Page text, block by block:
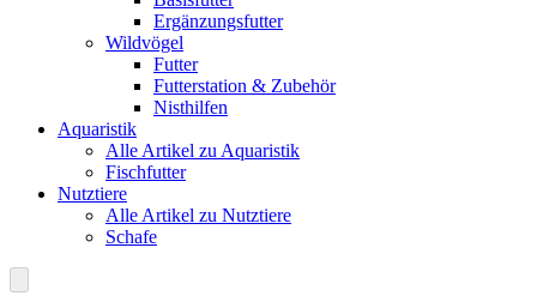
Ergänzungsfutter
Wildvögel
Futter
Futterstation & Zubehör
Nisthilfen
Aquaristik
Alle Artikel zu Aquaristik
Fischfutter
Nutztiere
Alle Artikel zu Nutztiere
Schafe